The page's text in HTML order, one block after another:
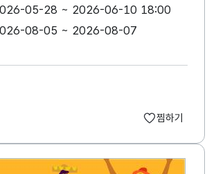
05-28 ~ 2026-06-10 18:00
08-05 ~ 2026-08-07
찜하기